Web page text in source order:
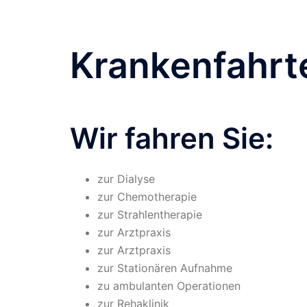
Wir fahren Sie:
zur Dialyse
zur Chemotherapie
zur Strahlentherapie
zur Arztpraxis
zur Arztpraxis
zur Stationären Aufnahme
zu ambulanten Operationen
zur Rehaklinik